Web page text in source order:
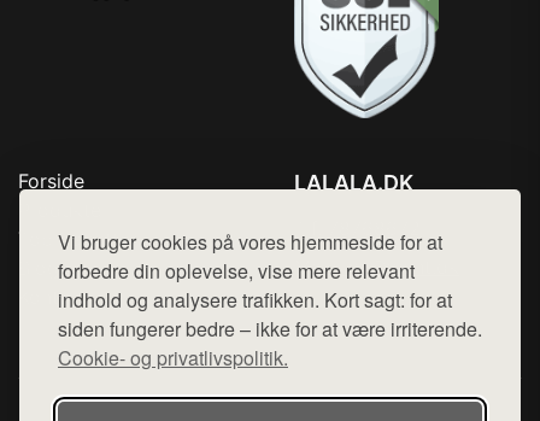
Vi bruger cookies på vores hjemmeside for at
forbedre din oplevelse, vise mere relevant
indhold og analysere trafikken. Kort sagt: for at
siden fungerer bedre – ikke for at være irriterende.
Cookie- og privatlivspolitik.
Forside
Top Rabatter
Blog
Kontakt
LALALA.DK
Mail: hej@want.dk
Cookie- og privatlivspolitik